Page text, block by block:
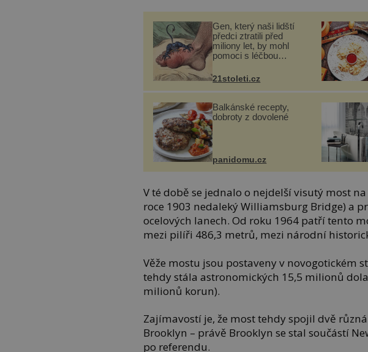
Gen, který naši lidští
předci ztratili před
miliony let, by mohl
pomoci s léčbou
21stoleti.cz
Balkánské recepty,
dobroty z dovolené
panidomu.cz
V té době se jednalo o nejdelší visutý most
roce 1903 nedaleký Williamsburg Bridge) a
ocelových lanech. Od roku 1964 patří tento
mezi pilíři 486,3 metrů, mezi národní
Věže mostu jsou postaveny v novogotickém
tehdy stála astronomických 15,5 milionů
milionů korun).
Zajímavostí je, že most tehdy spojil dvě
Brooklyn – právě Brooklyn se stal součástí
po referendu.